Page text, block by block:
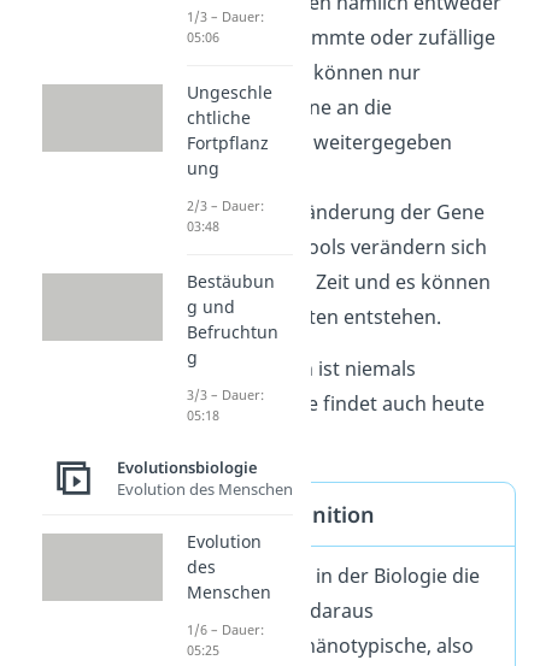
nur ganz bestimmte oder zufällige
Individuen. So können nur
bestimmte Gene an die
Nachkommen weitergegeben
werden.
Durch die Veränderung der Gene
und des Genpools verändern sich
Arten über die Zeit und es können
sogar neue Arten entstehen.
Wichtig:
Evolution ist niemals
abgeschlossen. Sie findet auch heute
Evolution Definition
Die Evolution ist in der Biologie die
genetische und daraus
resultierende phänotypische, also
1/3 – Dauer:
05:06
Ungeschle
chtliche
Fortpflanz
ung
2/3 – Dauer:
03:48
Bestäubun
g und
Befruchtun
g
3/3 – Dauer:
05:18
Evolutionsbiologie
Evolution des Menschen
Evolution
des
Menschen
1/6 – Dauer:
05:25